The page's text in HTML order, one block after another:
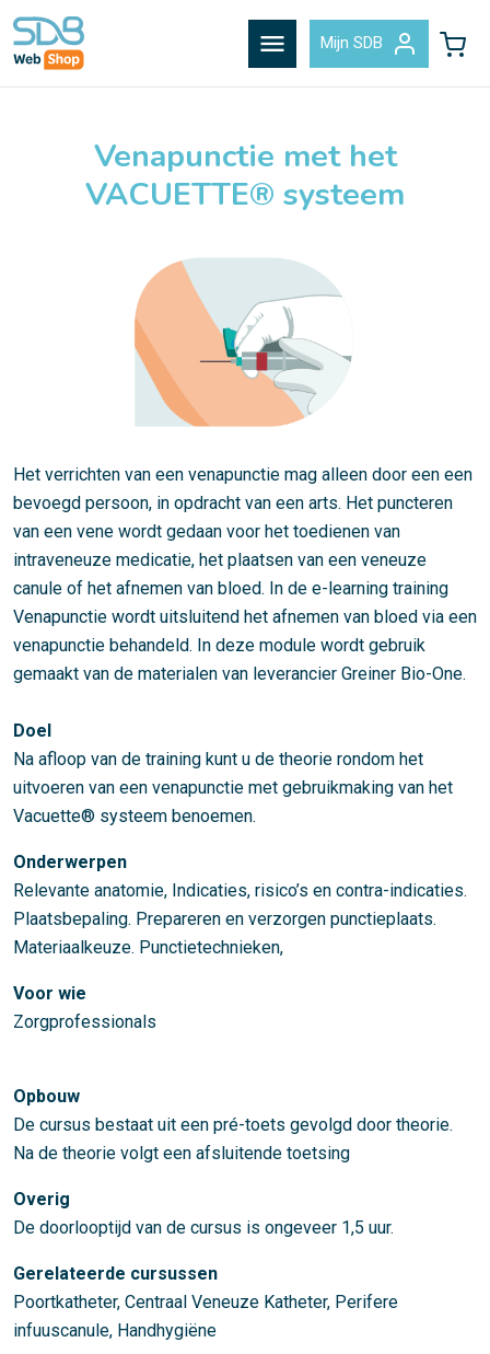
menu Mijn SDB
Venapunctie met het
VACUETTE® systeem
Het verrichten van een venapunctie mag alleen door een een
bevoegd persoon, in opdracht van een arts. Het puncteren
van een vene wordt gedaan voor het toedienen van
intraveneuze medicatie, het plaatsen van een veneuze
canule of het afnemen van bloed. In de e-learning training
Venapunctie wordt uitsluitend het afnemen van bloed via een
venapunctie behandeld. In deze module wordt gebruik
gemaakt van de materialen van leverancier Greiner Bio-One.
Doel
Na afloop van de training kunt u de theorie rondom het
uitvoeren van een venapunctie met gebruikmaking van het
Vacuette® systeem benoemen.
Onderwerpen
Relevante anatomie, Indicaties, risico’s en contra-indicaties.
Plaatsbepaling. Prepareren en verzorgen punctieplaats.
Materiaalkeuze. Punctietechnieken,
Voor wie
Zorgprofessionals
Opbouw
De cursus bestaat uit een pré-toets gevolgd door theorie.
Na de theorie volgt een afsluitende toetsing
Overig
De doorlooptijd van de cursus is ongeveer 1,5 uur.
Gerelateerde cursussen
Poortkatheter, Centraal Veneuze Katheter, Perifere
infuuscanule, Handhygiëne